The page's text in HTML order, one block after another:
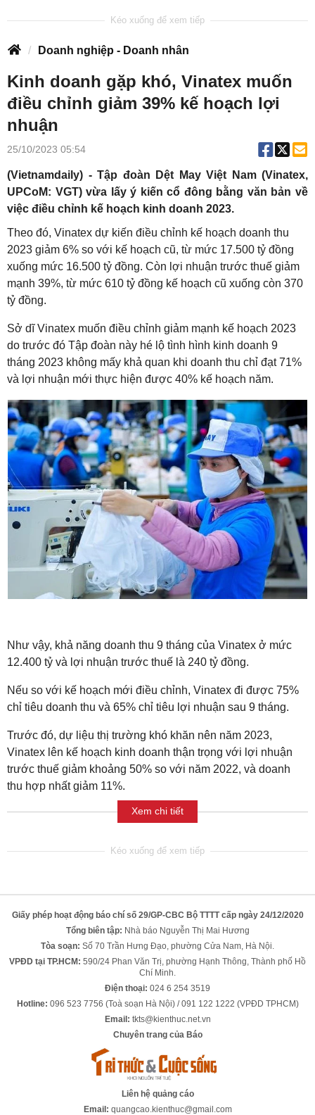
Doanh nghiệp - Doanh nhân
Kinh doanh gặp khó, Vinatex muốn
điều chỉnh giảm 39% kế hoạch lợi
nhuận
25/10/2023 05:54
(Vietnamdaily) - Tập đoàn Dệt May Việt Nam (Vinatex,
UPCoM: VGT) vừa lấy ý kiến cổ đông bằng văn bản về
việc điều chỉnh kế hoạch kinh doanh 2023.
Theo đó, Vinatex dự kiến điều chỉnh kế hoạch doanh thu
2023 giảm 6% so với kế hoạch cũ, từ mức 17.500 tỷ đồng
xuống mức 16.500 tỷ đồng. Còn lợi nhuận trước thuế giảm
mạnh 39%, từ mức 610 tỷ đồng kế hoạch cũ xuống còn 370
tỷ đồng.
Sở dĩ Vinatex muốn điều chỉnh giảm mạnh kế hoạch 2023
do trước đó Tập đoàn này hé lộ tình hình kinh doanh 9
tháng 2023 không mấy khả quan khi doanh thu chỉ đạt 71%
và lợi nhuận mới thực hiện được 40% kế hoạch năm.
Như vậy, khả năng doanh thu 9 tháng của Vinatex ở mức
12.400 tỷ và lợi nhuận trước thuế là 240 tỷ đồng.
Nếu so với kế hoạch mới điều chỉnh, Vinatex đi được 75%
chỉ tiêu doanh thu và 65% chỉ tiêu lợi nhuận sau 9 tháng.
Trước đó, dự liệu thị trường khó khăn nên năm 2023,
Vinatex lên kế hoạch kinh doanh thận trọng với lợi nhuận
trước thuế giảm khoảng 50% so với năm 2022, và doanh
thu hợp nhất giảm 11%.
Xem chi tiết
Giấy phép hoạt động báo chí số 29/GP-CBC Bộ TTTT cấp ngày 24/12/2020
Tổng biên tập: Nhà báo Nguyễn Thị Mai Hương
Tòa soạn: Số 70 Trần Hưng Đạo, phường Cửa Nam, Hà Nội.
VPĐD tại TP.HCM: 590/24 Phan Văn Trị, phường Hạnh Thông, Thành phố Hồ
Chí Minh.
Điện thoại: 024 6 254 3519
Hotline: 096 523 7756 (Toà soạn Hà Nội) / 091 122 1222 (VPĐD TPHCM)
Email: tkts@kienthuc.net.vn
Chuyên trang của Báo
Liên hệ quảng cáo
Email: quangcao.kienthuc@gmail.com